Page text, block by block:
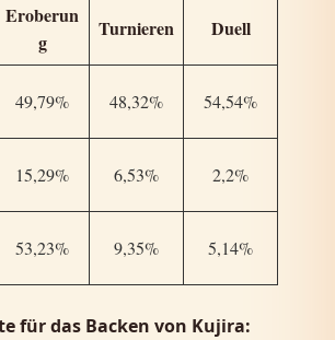
Eroberun
g
Turnieren Duell
49,79% 48,32% 54,54%
15,29% 6,53% 2,2%
53,23% 9,35% 5,14%
für das Backen von Kujira: